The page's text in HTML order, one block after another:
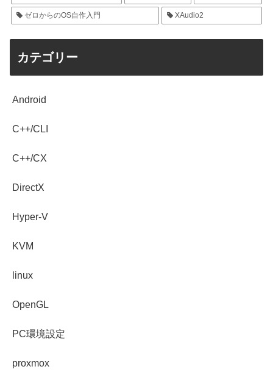
ゼロからのOS自作入門 XAudio2
カテゴリー
Android
C++/CLI
C++/CX
DirectX
Hyper-V
KVM
linux
OpenGL
PC環境設定
proxmox